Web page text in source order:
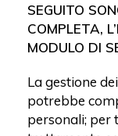
SEGUITO
COMPLETA,
MODULO DI
La gestione
potrebbe
personali; per